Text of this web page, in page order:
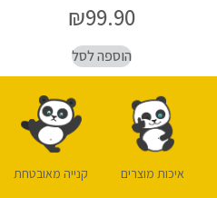
₪99.90
הוספה לסל
איכות מוצרים קנייה מאובטחת